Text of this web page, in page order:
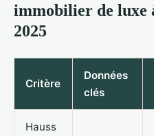
immobilier de luxe
2025
Critère
Données
clés
Hauss